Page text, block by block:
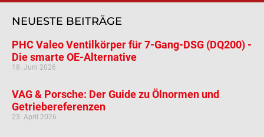
NEUESTE BEITRÄGE
PHC Valeo Ventilkörper für 7-Gang-DSG (DQ200) -
Die smarte OE-Alternative
18. Juni 2026
VAG & Porsche: Der Guide zu Ölnormen und
Getriebereferenzen
23. April 2026